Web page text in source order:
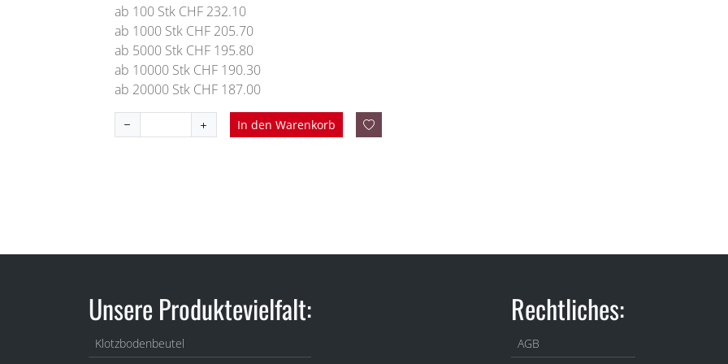
ab 100 Stk CHF 232.10
ab 1000 Stk CHF 205.70
ab 5000 Stk CHF 195.80
ab 10000 Stk CHF 190.30
ab 20000 Stk CHF 187.00
In den Warenkorb
Unsere Produktevielfalt:
Klotzbodenbeutel
Rechtliches:
AGB